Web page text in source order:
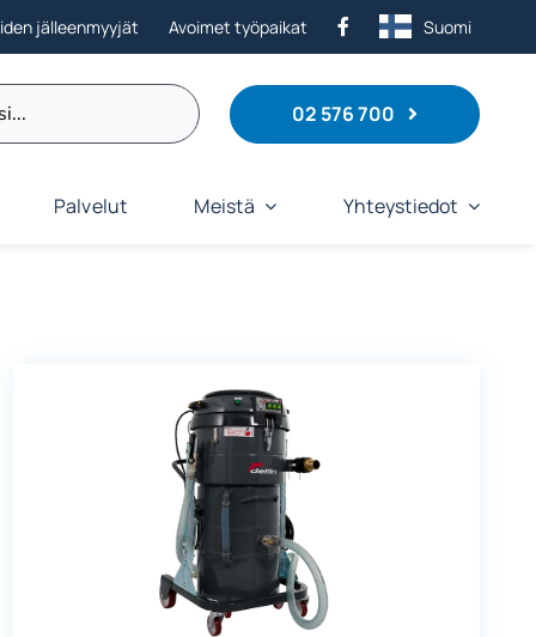
jälleenmyyjät Avoimet työpaikat Suomi
02 576 700
Palvelut Meistä Yhteystiedot